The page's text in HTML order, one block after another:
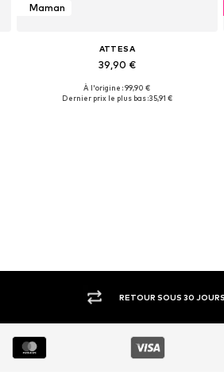
Maman
ATTESA
39,90 €
Tailles disponibles: 36
À l'origine : 99,90 €
Dernier prix le plus bas :35,91 €
RETOUR SOUS 30 JOURS